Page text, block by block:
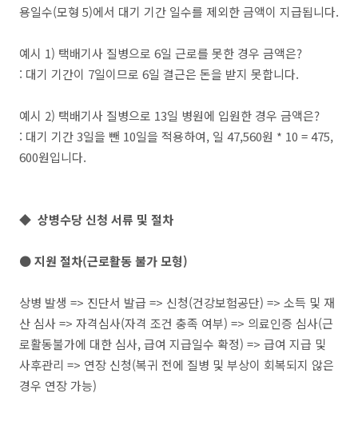
용일수(모형 5)에서 대기 기간 일수를 제외한 금액이 지급됩니다.
예시 1) 택배기사 질병으로 6일 근로를 못한 경우 금액은?
: 대기 기간이 7일이므로 6일 결근은 돈을 받지 못합니다.
예시 2) 택배기사 질병으로 13일 병원에 입원한 경우 금액은?
: 대기 기간 3일을 뺀 10일을 적용하여, 일 47,560원 * 10 = 475,
600원입니다.
◆ 상병수당 신청 서류 및 절차
● 지원 절차(근로활동 불가 모형)
상병 발생 => 진단서 발급 => 신청(건강보험공단) => 소득 및 재
산 심사 => 자격심사(자격 조건 충족 여부) => 의료인증 심사(근
로활동불가에 대한 심사, 급여 지급일수 확정) => 급여 지급 및
사후관리 => 연장 신청(복귀 전에 질병 및 부상이 회복되지 않은
경우 연장 가능)